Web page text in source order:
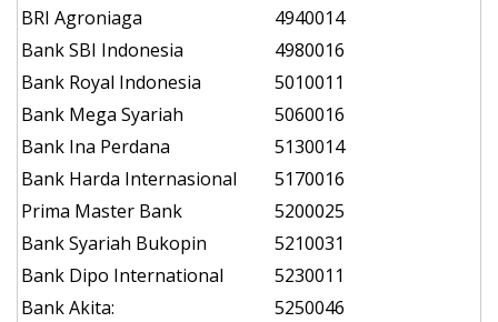
BRI Agroniaga
4940014
Bank SBI Indonesia
4980016
Bank Royal Indonesia
5010011
Bank Mega Syariah
5060016
Bank Ina Perdana
5130014
Bank Harda Internasional
5170016
Prima Master Bank
5200025
Bank Syariah Bukopin
5210031
Bank Dipo International
5230011
Bank Akita:
5250046